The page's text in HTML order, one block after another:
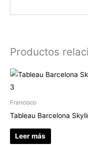
Productos
Francisco
Tableau Barcelona
Leer más